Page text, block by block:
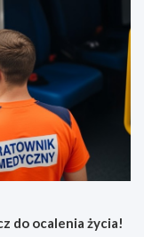
do ocalenia życia!